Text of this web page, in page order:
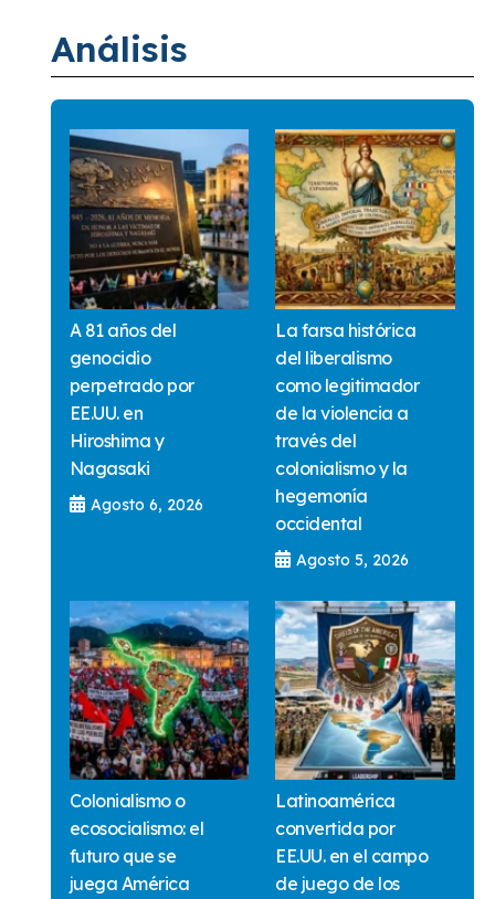
Análisis
A 81 años del
genocidio
perpetrado por
EE.UU. en
Hiroshima y
Nagasaki
Agosto 6, 2026
La farsa histórica
del liberalismo
como legitimador
de la violencia a
través del
colonialismo y la
hegemonía
occidental
Agosto 5, 2026
Colonialismo o
ecosocialismo: el
futuro que se
juega América
Latinoamérica
convertida por
EE.UU. en el campo
de juego de los